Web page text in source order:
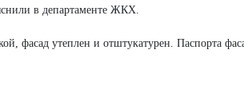
в департаменте ЖКХ.
фасад утеплен и отштукатурен. Паспорта